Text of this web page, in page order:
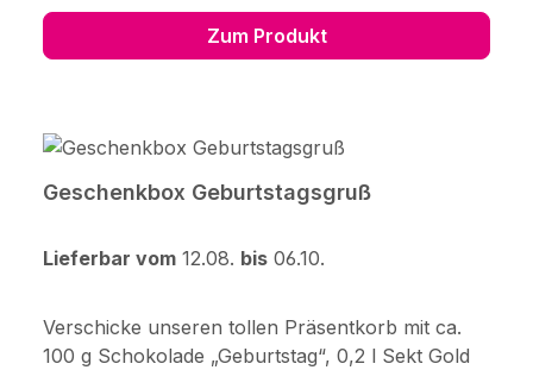
Blumennahrung und Wasser
versorgt.Hersteller:123Blumenversand.de GmbH
Zum Produkt
Geschenkbox Geburtstagsgruß
Lieferbar vom 12.08. bis 06.10.
Verschicke unseren tollen Präsentkorb mit ca.
100 g Schokolade „Geburtstag“, 0,2 l Sekt Gold